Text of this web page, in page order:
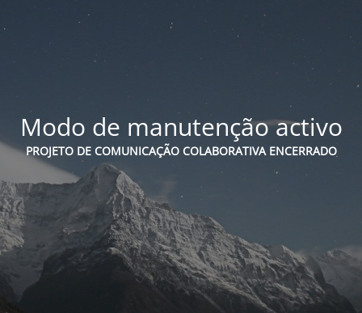
Modo de manutenção activo
PROJETO DE COMUNICAÇÃO COLABORATIVA ENCERRADO